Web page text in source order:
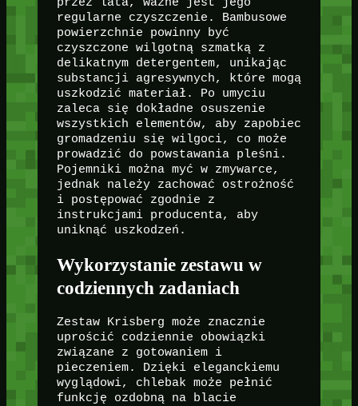
regularne czyszczenie. Bambusowe
powierzchnie powinny być
czyszczone wilgotną szmatką z
delikatnym detergentem, unikając
substancji agresywnych, które mogą
uszkodzić materiał. Po umyciu
zaleca się dokładne osuszenie
wszystkich elementów, aby zapobiec
gromadzeniu się wilgoci, co może
prowadzić do powstawania pleśni.
Pojemniki można myć w zmywarce,
jednak należy zachować ostrożność
i postępować zgodnie z
instrukcjami producenta, aby
uniknąć uszkodzeń.
Wykorzystanie zestawu w
codziennych zadaniach
Zestaw Krisberg może znacznie
uprościć codziennie obowiązki
związane z gotowaniem i
pieczeniem. Dzięki eleganckiemu
wyglądowi, chlebak może pełnić
funkcję ozdobną na blacie